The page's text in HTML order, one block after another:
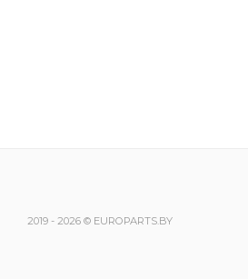
2019 - 2026 © EUROPARTS.BY